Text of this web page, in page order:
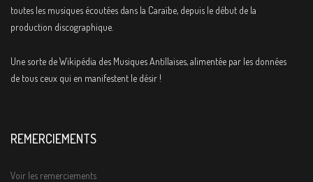
toutes les musiques écoutées dans la Caraïbe, depuis le début de la
production discographique.
Une sorte de Wikipédia des Musiques Antillaises, alimentée par les données
de tous ceux qui en manifestent le désir !
REMERCIEMENTS
Voir les remerciements